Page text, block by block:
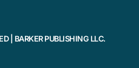
| BARKER PUBLISHING LLC.